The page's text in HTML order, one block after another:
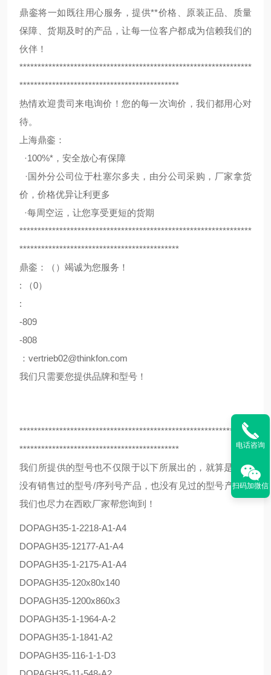
鼎銮将一如既往用心服务，提供**价格、原装正品、质量
保障、货期及时的产品，让每一位客户都成为信赖我们的
伙伴！
****************************************************************
********************************************
热情欢迎贵司来电询价！您的每一次询价，我们都用心对
待。
上海鼎銮：
·100%*，安全放心有保障
·国外分公司位于杜塞尔多夫，由分公司采购，厂家拿货
价，价格优异让利更多
·每周空运，让您享受更短的货期
****************************************************************
********************************************
鼎銮：（）竭诚为您服务！
: （0）
:
-809
-808
：vertrieb02@thinkfon.com
我们只需要您提供品牌和型号！
****************************************************************
********************************************
我们所提供的型号也不仅限于以下所展出的，就算是我们
没有销售过的型号/序列号产品，也没有见过的型号产品，
我们也尽力在西欧厂家帮您询到！
DOPAGH35-1-2218-A1-A4
DOPAGH35-12177-A1-A4
DOPAGH35-1-2175-A1-A4
DOPAGH35-120x80x140
DOPAGH35-1200x860x3
DOPAGH35-1-1964-A-2
DOPAGH35-1-1841-A2
DOPAGH35-116-1-1-D3
电话咨询
扫码加微信